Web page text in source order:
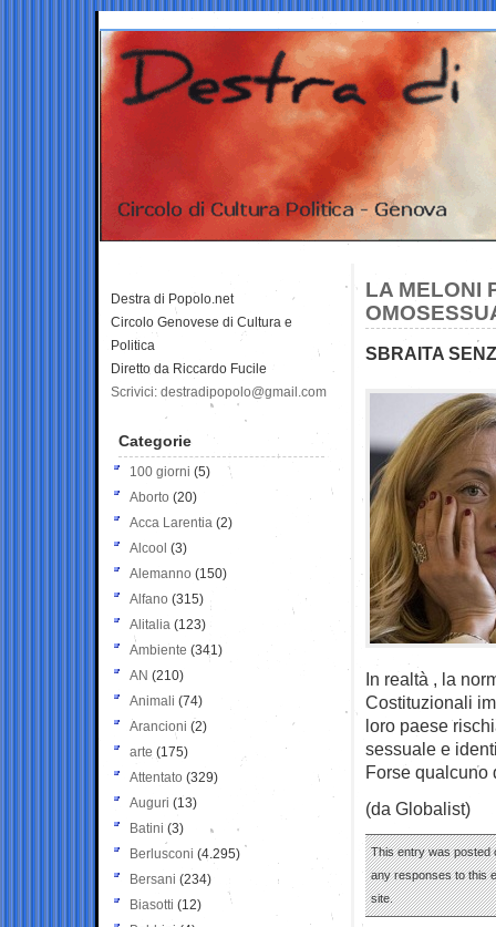
LA MELONI
SBRAITA
In realtà , la
Costituzionali
loro paese
sessuale e
Forse qualcuno
(da Globalist)
This entry was posted
any responses to this
site.
Destra di Popolo.net
Circolo Genovese di Cultura e
Politica
Diretto da Riccardo Fucile
Scrivici: destradipopolo@gmail.com
Categorie
100 giorni (5)
Aborto (20)
Acca Larentia (2)
Alcool (3)
Alemanno (150)
Alfano (315)
Alitalia (123)
Ambiente (341)
AN (210)
Animali (74)
Arancioni (2)
arte (175)
Attentato (329)
Auguri (13)
Batini (3)
Berlusconi (4.295)
Bersani (234)
Biasotti (12)